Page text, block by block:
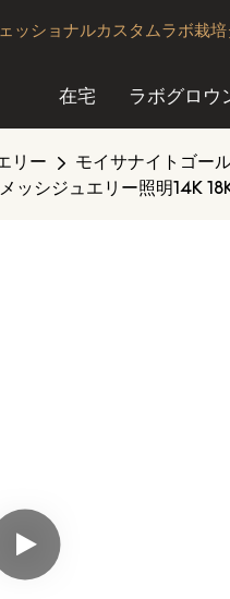
ッショナルカスタムラボ栽
在宅 ラボグロウ
リー モイサナイトゴー
ッシジュエリー照明14K